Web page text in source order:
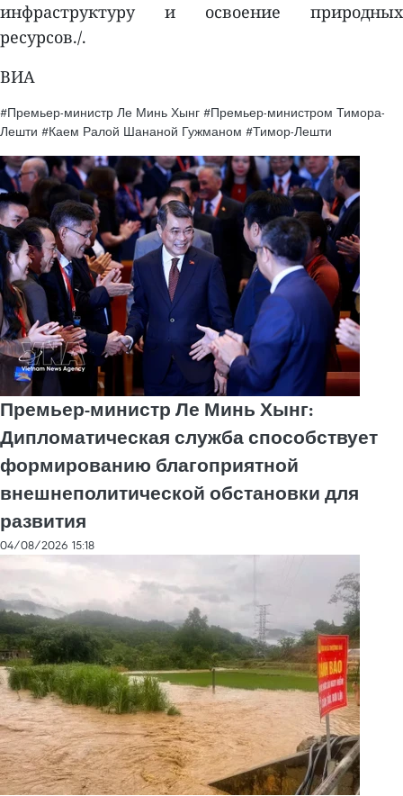
инфраструктуру и освоение природных
ресурсов./.
ВИA
#Премьер-министр Ле Минь Хынг #Премьер-министром Тимора-
Лешти #Каем Ралой Шананой Гужманом #Тимор-Лешти
Премьер-министр Ле Минь Хынг:
Дипломатическая служба способствует
формированию благоприятной
внешнеполитической обстановки для
развития
04/08/2026 15:18